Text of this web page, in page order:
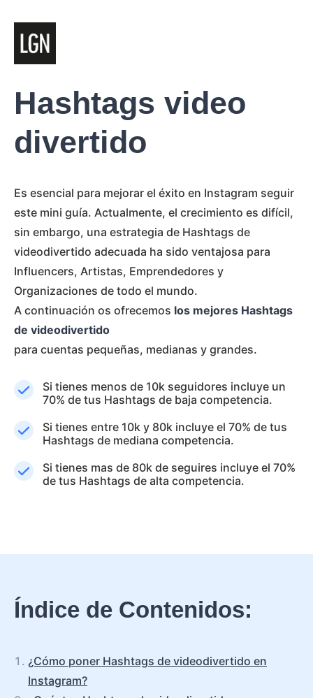
Hashtags video
divertido
Es esencial para mejorar el éxito en Instagram seguir
este mini guía. Actualmente, el crecimiento es difícil,
sin embargo, una estrategia de Hashtags de
videodivertido adecuada ha sido ventajosa para
Influencers, Artistas, Emprendedores y
Organizaciones de todo el mundo.
A continuación os ofrecemos los mejores Hashtags
de videodivertido
para cuentas pequeñas, medianas y grandes.
Si tienes menos de 10k seguidores incluye un
70% de tus Hashtags de baja competencia.
Si tienes entre 10k y 80k incluye el 70% de tus
Hashtags de mediana competencia.
Si tienes mas de 80k de seguires incluye el 70%
de tus Hashtags de alta competencia.
Índice de Contenidos:
¿Cómo poner Hashtags de videodivertido en
Instagram?